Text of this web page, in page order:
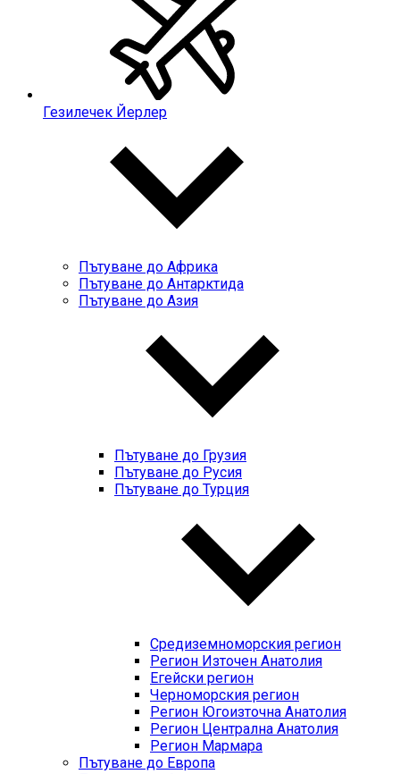
Гезилечек Йерлер
Пътуване до Африка
Пътуване до Антарктида
Пътуване до Азия
Пътуване до Грузия
Пътуване до Русия
Пътуване до Турция
Средиземноморския регион
Регион Източен Анатолия
Егейски регион
Черноморския регион
Регион Югоизточна Анатолия
Регион Централна Анатолия
Регион Мармара
Пътуване до Европа